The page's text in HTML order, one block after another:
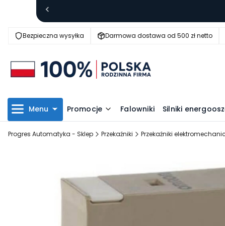
Bezpieczna wysyłka Darmowa dostawa od 500 zł netto
Menu Promocje Falowniki Silniki
Progres Automatyka - Sklep Przekaźniki Przekaźniki